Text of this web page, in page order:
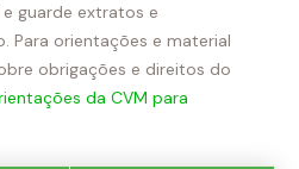
e guarde extratos e
Para orientações e material
obrigações e direitos do
da CVM para